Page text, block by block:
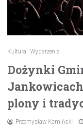
Kultura Wydarzenia
Dożynki
plony i
Przemysław Kamiński